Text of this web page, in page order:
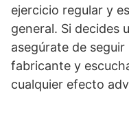
ejercicio regular y
general. Si decides
asegúrate de
fabricante y
cualquier efecto